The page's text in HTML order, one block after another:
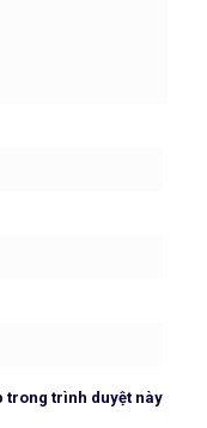
trong trình duyệt này